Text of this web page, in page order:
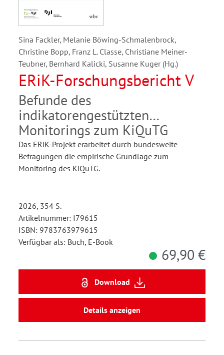
Sina Fackler, Melanie Böwing-Schmalenbrock,
Christine Bopp, Franz L. Classe, Christiane Meiner-
Teubner, Bernhard Kalicki, Susanne Kuger (Hg.)
ERiK-Forschungsbericht V
Befunde des
indikatorengestützten
Monitorings zum KiQuTG
Das ERiK-Projekt erarbeitet durch bundesweite
Befragungen die empirische Grundlage zum
Monitoring des KiQuTG.
2026, 354 S.
Artikelnummer: I79615
ISBN: 9783763979615
Verfügbar als: Buch, E-Book
69,90 €
Download
Details anzeigen